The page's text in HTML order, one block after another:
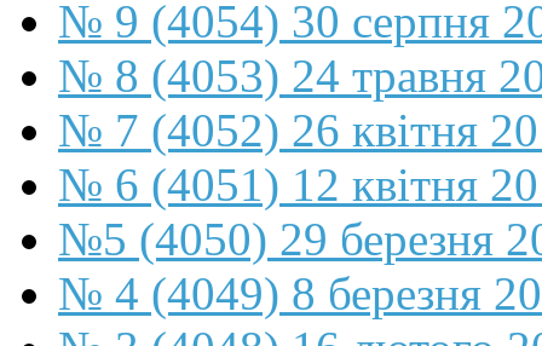
№ 9 (4054) 30 серпня
№ 8 (4053) 24 травня
№ 7 (4052) 26 квітня
№ 6 (4051) 12 квітня
№5 (4050) 29 березня
№ 4 (4049) 8 березня